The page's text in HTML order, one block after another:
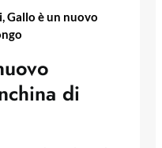
Gallo è un nuovo
di